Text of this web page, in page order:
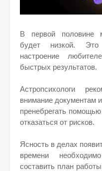
В первой половине
будет низкой.
настроение
быстрых результатов.
Астропсихологи
внимание документам
пренебрегать
отказаться от рисков.
Ясность в делах
времени
составить план